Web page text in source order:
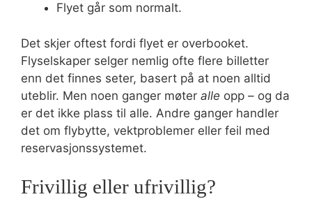
Flyet går som normalt.
Det skjer oftest fordi flyet er overbooket.
Flyselskaper selger nemlig ofte flere billetter
enn det finnes seter, basert på at noen alltid
uteblir. Men noen ganger møter alle opp – og da
er det ikke plass til alle. Andre ganger handler
det om flybytte, vektproblemer eller feil med
reservasjonssystemet.
Frivillig eller ufrivillig?